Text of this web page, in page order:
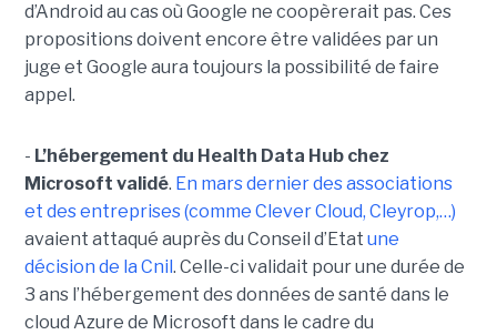
d’Android au cas où Google ne coopèrerait pas. Ces
propositions doivent encore être validées par un
juge et Google aura toujours la possibilité de faire
appel.
- L’hébergement du Health Data Hub chez
Microsoft validé. En mars dernier des associations
et des entreprises (comme Clever Cloud, Cleyrop,…)
avaient attaqué auprès du Conseil d’Etat une
décision de la Cnil . Celle-ci validait pour une durée de
3 ans l’hébergement des données de santé dans le
cloud Azure de Microsoft dans le cadre du